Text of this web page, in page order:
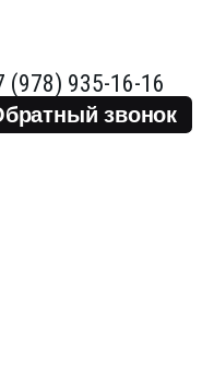
(978) 935-16-16
звонок